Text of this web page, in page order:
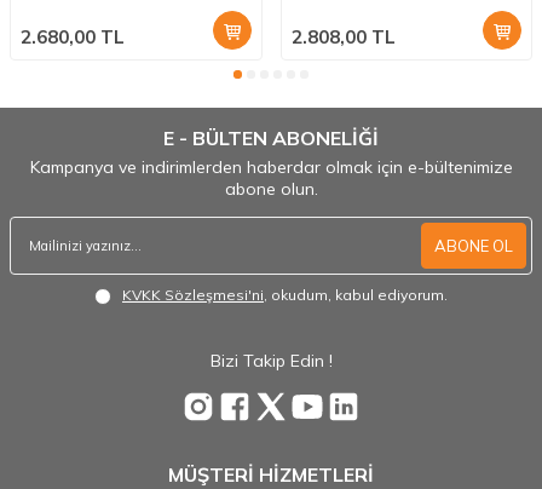
2.680,00 TL 2.808,00TL
E - BÜLTEN ABONELİĞİ
Kampanya ve indirimlerden haberdar olmak için e-bültenimize
abone olun.
ABONE OL
KVKK Sözleşmesi'ni, okudum, kabul ediyorum.
Bizi Takip Edin !
MÜŞTERİ HİZMETLERİ